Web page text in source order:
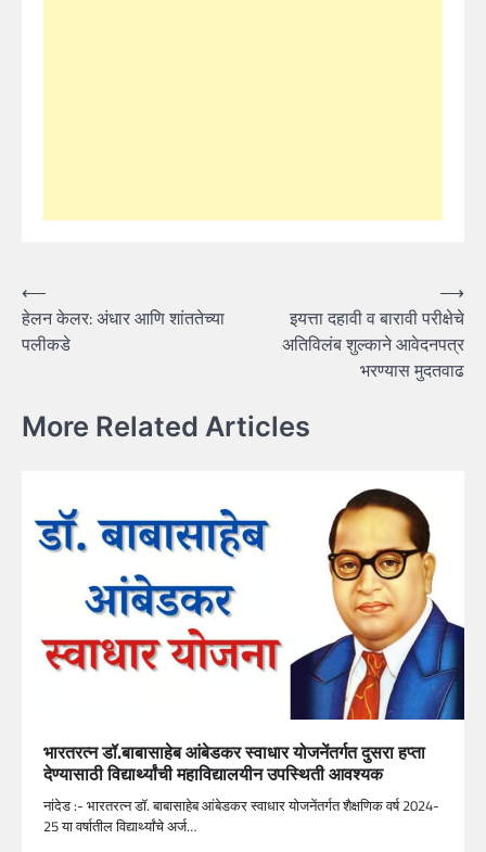
Post
navigation
⟵
हेलन केलर: अंधार आणि शांततेच्या
पलीकडे
इयत्ता दहावी व बारावी परीक्षेचे
अतिविलंब शुल्काने आवेदनपत्र
भरण्यास मुदतवाढ
⟶
More Related Articles
भारतरत्न डॉ.बाबासाहेब आंबेडकर स्वाधार योजनेंतर्गत दुसरा हप्ता
देण्यासाठी विद्यार्थ्यांची महाविद्यालयीन उपस्थिती आवश्यक
नांदेड :- भारतरत्न डॉ. बाबासाहेब आंबेडकर स्वाधार योजनेंतर्गत शैक्षणिक वर्ष 2024-
25 या वर्षातील विद्यार्थ्यांचे अर्ज…